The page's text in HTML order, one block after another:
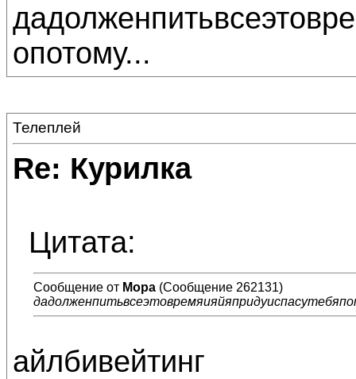
опотому...
Телеплей
Re: Курилка
Цитата:
Сообщение от Мора (Сообщение 262131)
айлбивейтинг